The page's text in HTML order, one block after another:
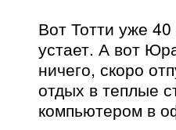
Вот Тотти уже
устает. А вот
ничего, скоро
отдых в теплые
компьютером в